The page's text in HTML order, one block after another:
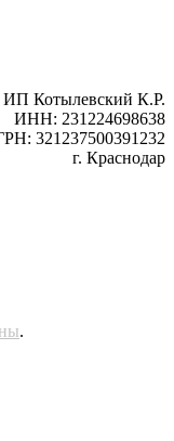
ИП Котылевский К.Р.
ИНН: 231224698638
321237500391232
г. Краснодар
.